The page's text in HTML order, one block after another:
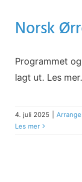
Norsk
Programmet
lagt ut. Les
4. juli 2025
Les mer